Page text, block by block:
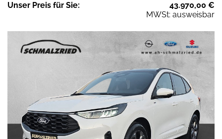
Unser Preis für Sie: 43.970,00 €
MWSt: ausweisbar